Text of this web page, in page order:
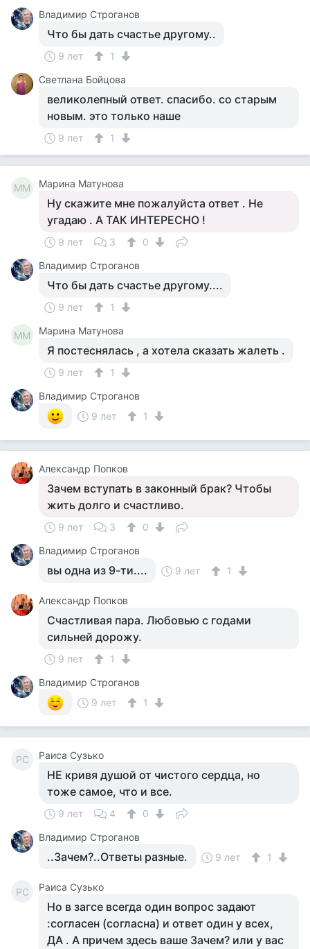
Владимир Строганов
Что бы дать счастье другому..
9 лет
1
Светлана Бойцова
великолепный ответ. спасибо. со старым
новым. это только наше
9 лет 1
ММ Марина Матунова
Ну скажите мне пожалуйста ответ . Не
угадаю . А ТАК ИНТЕРЕСНО !
9 лет 3
0
Владимир Строганов
Что бы дать счастье другому....
9 лет 1
ММ Марина Матунова
Я постеснялась , а хотела сказать жалеть .
9 лет
1
Владимир Строганов
9 лет
1
Aлександр Попков
Зачем вступать в законный брак? Чтобы
жить долго и счастливо.
9 лет 3
0
Владимир Строганов
вы одна из 9-ти.... 9 лет 1
Aлександр Попков
Счастливая пара. Любовью с годами
сильней дорожу.
9 лет
1
Владимир Строганов
9 лет
1
РС Раиса Сузько
НЕ кривя душой от чистого сердца, но
тоже самое, что и все.
9 лет 4
0
Владимир Строганов
..Зачем?..Ответы разные. 9 лет 1
РС Раиса Сузько
Но в загсе всегда один вопрос задают
:согласен (согласна) и ответ один у всех,
ДА . А причем здесь ваше Зачем? или у вас